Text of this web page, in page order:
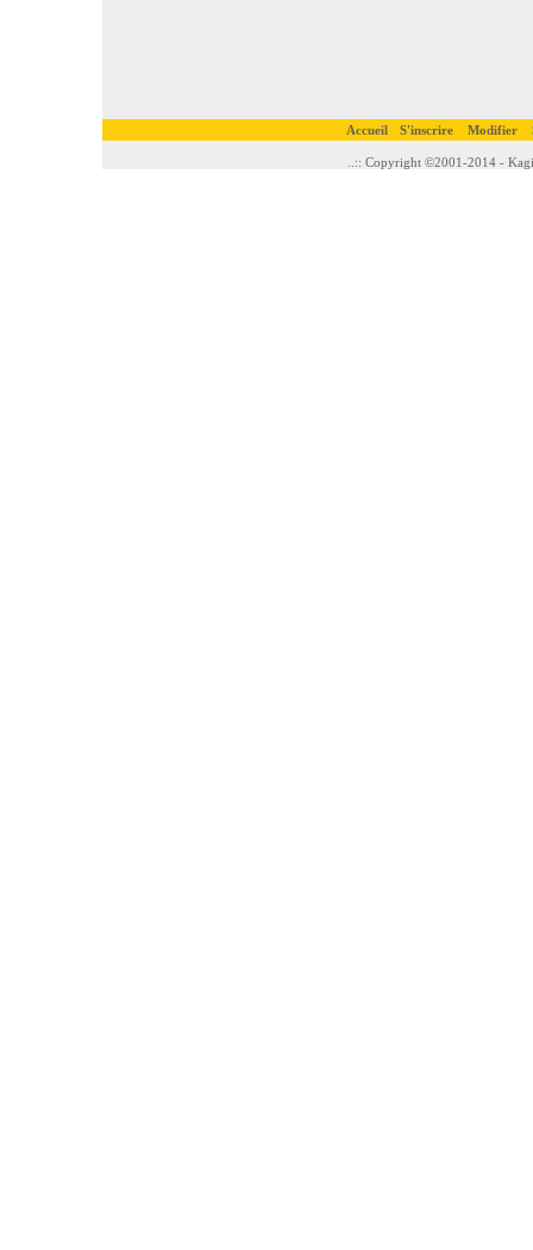
Accueil S'inscrire Modifier
..:: Copyright ©2001-2014 -